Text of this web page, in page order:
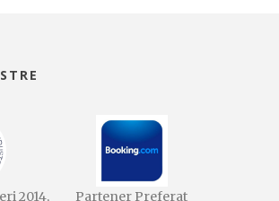
2014, Partener Preferat